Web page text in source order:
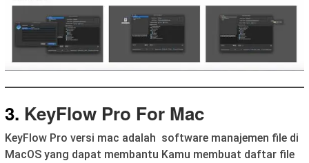
3. KeyFlow Pro For Mac
KeyFlow Pro versi mac adalah software manajemen file di
MacOS yang dapat membantu Kamu membuat daftar file